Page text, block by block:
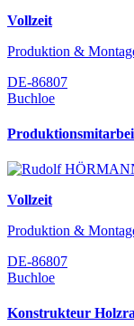
Vollzeit
Produktion &
DE-86807
Buchloe
Vollzeit
Produktion &
DE-86807
Buchloe
Konstrukteur